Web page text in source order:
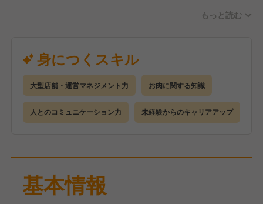
（お客さま対応、ご案内、オーダー受付、料理、ドリ
【入社後の流れ】
手厚い研修とサポート体制を完備しているので、店舗
運営の経験がない方でも安心してスタートできます。
●座学研修（2日間）
企業や店舗について理解を深めていただきます。
●店舗研修（3カ月）
ビジネスマナーも身につくので未経験でも安心です。
●キャリアアップ
もっと読む
身につくスキル
大型店舗・運営マネジメント力 お肉に関する知識
人とのコミュニケーション力 未経験からのキャリアアップ
基本情報